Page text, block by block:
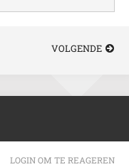
VOLGENDE
LOGIN OM TE REAGEREN